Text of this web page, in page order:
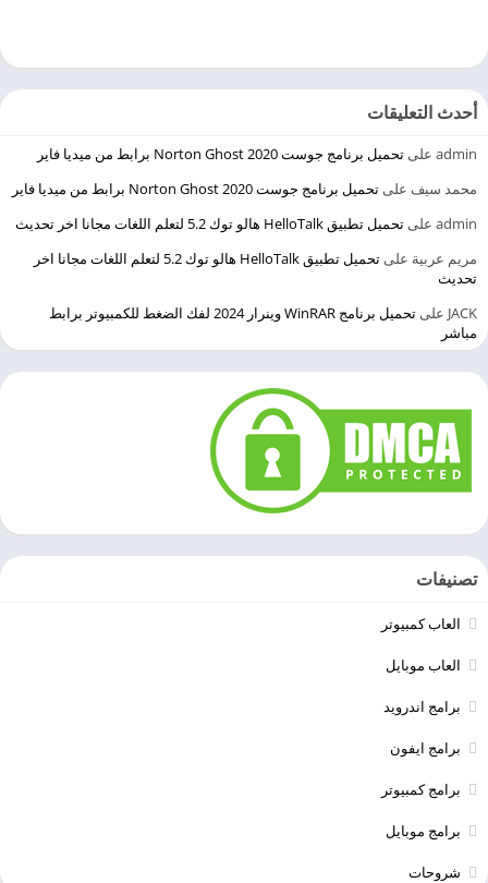
أحدث التعليقات
admin على تحميل برنامج جوست 2020 Norton Ghost برابط من ميديا فاير
محمد سيف على تحميل برنامج جوست 2020 Norton Ghost برابط من ميديا فاير
admin على تحميل تطبيق HelloTalk هالو توك 5.2 لتعلم اللغات مجانا اخر تحديث
مريم عربية على
تحميل تطبيق HelloTalk هالو توك 5.2 لتعلم اللغات مجانا اخر
تحديث
JACK على
تحميل برنامج WinRAR وينرار 2024 لفك الضغط للكمبيوتر برابط
مباشر
تصنيفات
العاب كمبيوتر
العاب موبايل
برامج اندرويد
برامج ايفون
برامج كمبيوتر
برامج موبايل
شروحات